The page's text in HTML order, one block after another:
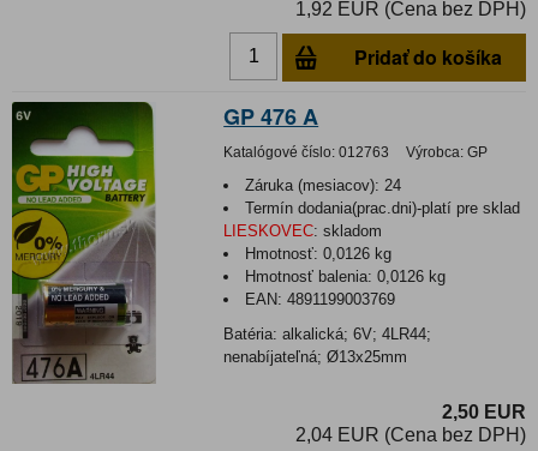
1,92 EUR (Cena bez DPH)
Pridať do košíka
GP 476 A
Katalógové číslo: 012763 Výrobca: GP
Záruka (mesiacov): 24
Termín dodania(prac.dni)-platí pre sklad
LIESKOVEC: skladom
Hmotnosť:0,0126 kg
Hmotnosť balenia:0,0126 kg
EAN:4891199003769
Batéria: alkalická; 6V; 4LR44;
nenabíjateľná; Ø13x25mm
2,50 EUR
2,04 EUR (Cena bez DPH)